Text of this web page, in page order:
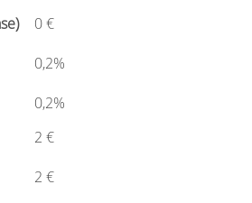
0 €
0,2%
0,2%
2 €
2 €